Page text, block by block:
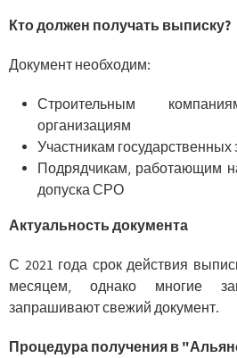
Кто должен получать выписку?
Документ необходим:
Строительным
организациям
Участникам государственных
Подрядчикам, работающим
допуска СРО
Актуальность документа
С 2021 года срок действия
месяцем, однако многие
запрашивают свежий документ.
Процедура получения в